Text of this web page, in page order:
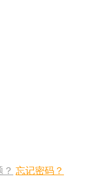
忘记密码？